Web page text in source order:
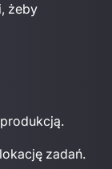
, żeby
zadań.